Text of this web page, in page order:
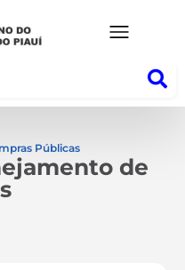
Públicas
de